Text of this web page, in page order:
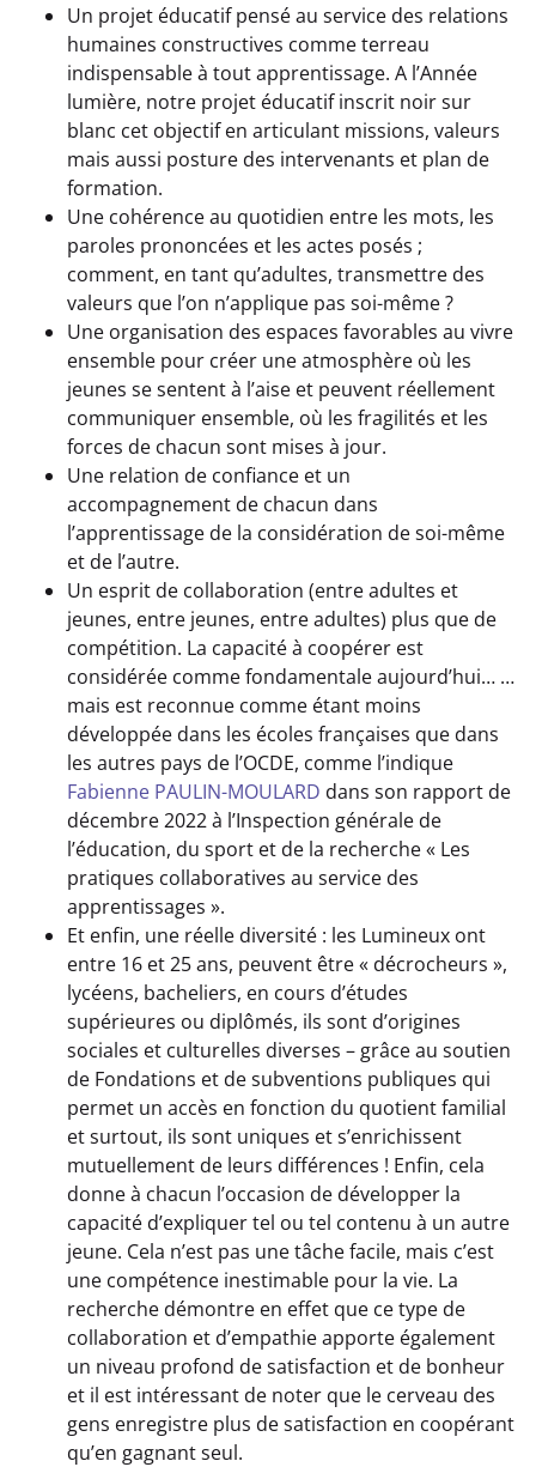
Un projet éducatif pensé au service des relations
humaines constructives comme terreau
indispensable à tout apprentissage. A l’Année
lumière, notre projet éducatif inscrit noir sur
blanc cet objectif en articulant missions, valeurs
mais aussi posture des intervenants et plan de
formation.
Une cohérence au quotidien entre les mots, les
paroles prononcées et les actes posés ;
comment, en tant qu’adultes, transmettre des
valeurs que l’on n’applique pas soi-même ?
Une organisation des espaces favorables au vivre
ensemble pour créer une atmosphère où les
jeunes se sentent à l’aise et peuvent réellement
communiquer ensemble, où les fragilités et les
forces de chacun sont mises à jour.
Une relation de confiance et un
accompagnement de chacun dans
l’apprentissage de la considération de soi-même
et de l’autre.
Un esprit de collaboration (entre adultes et
jeunes, entre jeunes, entre adultes) plus que de
compétition. La capacité à coopérer est
considérée comme fondamentale aujourd’hui… …
mais est reconnue comme étant moins
développée dans les écoles françaises que dans
les autres pays de l’OCDE, comme l’indique
Fabienne PAULIN-MOULARD dans son rapport de
décembre 2022 à l’Inspection générale de
l’éducation, du sport et de la recherche « Les
pratiques collaboratives au service des
apprentissages ».
Et enfin, une réelle diversité : les Lumineux ont
entre 16 et 25 ans, peuvent être « décrocheurs »,
lycéens, bacheliers, en cours d’études
supérieures ou diplômés, ils sont d’origines
sociales et culturelles diverses – grâce au soutien
de Fondations et de subventions publiques qui
permet un accès en fonction du quotient familial
et surtout, ils sont uniques et s’enrichissent
mutuellement de leurs différences ! Enfin, cela
donne à chacun l’occasion de développer la
capacité d’expliquer tel ou tel contenu à un autre
jeune. Cela n’est pas une tâche facile, mais c’est
une compétence inestimable pour la vie. La
recherche démontre en effet que ce type de
collaboration et d’empathie apporte également
un niveau profond de satisfaction et de bonheur
et il est intéressant de noter que le cerveau des
gens enregistre plus de satisfaction en coopérant
qu’en gagnant seul.